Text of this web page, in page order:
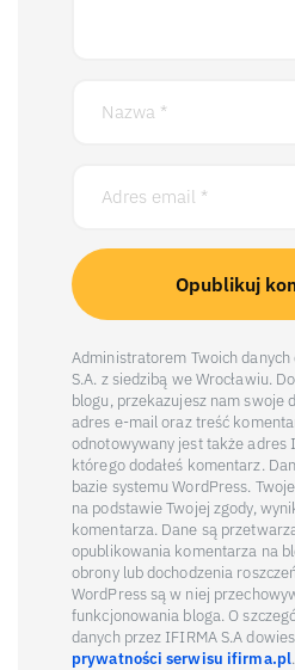
Administratorem Twoich
S.A. z siedzibą we Wrocławiu.
blogu, przekazujesz nam swoje
adres e-mail oraz treść
odnotowywany jest także adres
którego dodałeś komentarz.
bazie systemu WordPress.
na podstawie Twojej zgody,
komentarza. Dane są
opublikowania komentarza na
obrony lub dochodzenia
WordPress są w niej
funkcjonowania bloga. O
danych przez IFIRMA S.A
prywatności serwisu ifirma.pl.